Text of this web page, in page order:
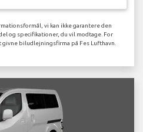
vi kan ikke garantere den
og specifikationer, du vil modtage. For
biludlejningsfirma på Fes Lufthavn.